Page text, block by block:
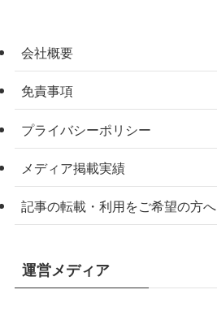
会社概要
免責事項
プライバシーポリシー
メディア掲載実績
記事の転載・利用をご希望の方へ
運営メディア